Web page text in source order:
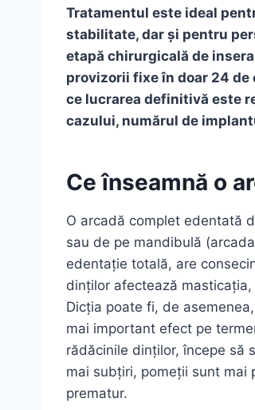
Tratamentul este ideal
stabilitate, dar și pentru
etapă chirurgicală de
provizorii fixe în doar 24
ce lucrarea definitivă este
cazului, numărul de
Ce înseamnă o
O arcadă complet edentată
sau de pe mandibulă
edentație totală, are
dinților afectează
Dicția poate fi, de
mai important efect pe
rădăcinile dinților, începe să
mai subțiri, pomeții sunt mai
prematur.